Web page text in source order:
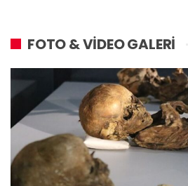
FOTO & VİDEO GALERİ